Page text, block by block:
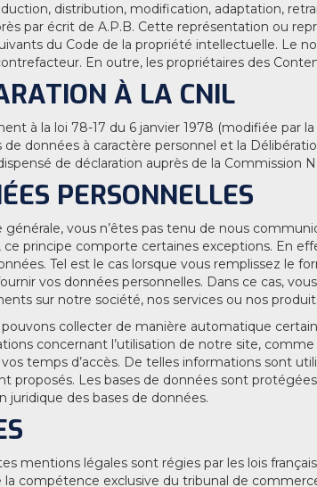
distribution, modification, adaptation,
par écrit de A.P.B. Cette représentation ou
du Code de la propriété intellectuelle.
En outre, les propriétaires des
À LA CNIL
à la loi 78-17 du 6 janvier 1978 (modifiée par
données à caractère personnel et la
de déclaration auprès de la Commission
PERSONNELLES
générale, vous n’êtes pas tenu de nous
ce principe comporte certaines exceptions. En
Tel est le cas lorsque vous remplissez le
vos données personnelles. Dans ce cas,
sur notre société, nos services ou nos
pouvons collecter de manière automatique
concernant l’utilisation de notre site,
temps d’accès. De telles informations sont
proposés. Les bases de données sont
juridique des bases de données.
mentions légales sont régies par les lois
la compétence exclusive du tribunal de